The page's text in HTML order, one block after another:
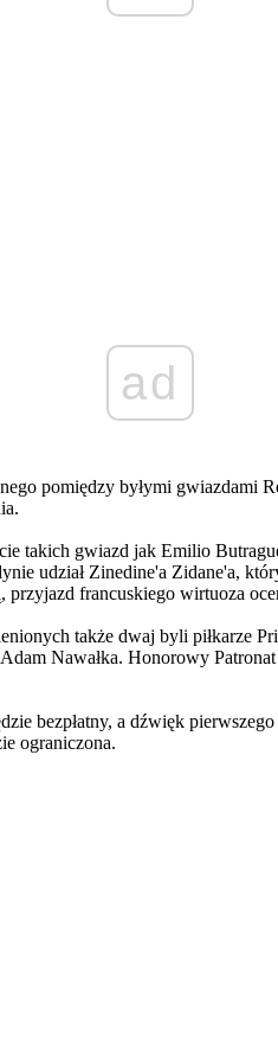
ad
pomiędzy byłymi gwiazdami
takich gwiazd jak Emilio
udział Zinedine'a Zidane'a,
francuskiego wirtuoza
także dwaj byli piłkarze
Nawałka. Honorowy
bezpłatny, a dźwięk
ograniczona.